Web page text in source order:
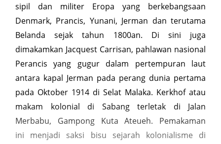
sipil dan militer Eropa yang berkebangsaan
Denmark, Prancis, Yunani, Jerman dan terutama
Belanda sejak tahun 1800an. Di sini juga
dimakamkan Jacquest Carrisan, pahlawan nasional
Perancis yang gugur dalam pertempuran laut
antara kapal Jerman pada perang dunia pertama
pada Oktober 1914 di Selat Malaka. Kerkhof atau
makam kolonial di Sabang terletak di Jalan
Merbabu, Gampong Kuta Ateueh. Pemakaman
ini menjadi saksi bisu sejarah kolonialisme di